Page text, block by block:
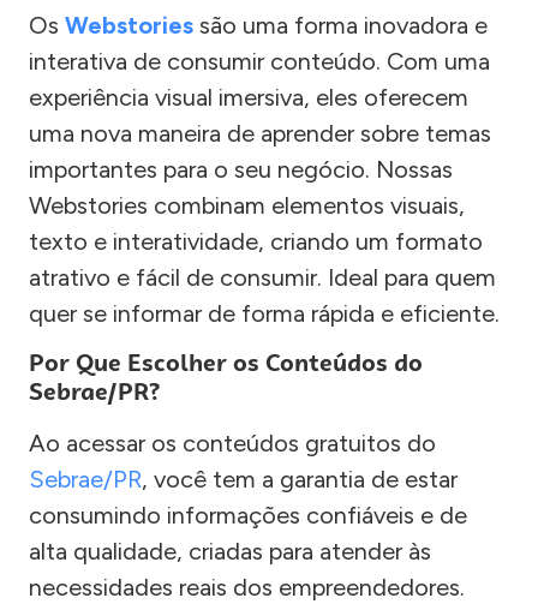
Os Webstories são uma forma inovadora e
interativa de consumir conteúdo. Com uma
experiência visual imersiva, eles oferecem
uma nova maneira de aprender sobre temas
importantes para o seu negócio. Nossas
Webstories combinam elementos visuais,
texto e interatividade, criando um formato
atrativo e fácil de consumir. Ideal para quem
quer se informar de forma rápida e eficiente.
Por Que Escolher os Conteúdos do
Sebrae/PR?
Ao acessar os conteúdos gratuitos do
Sebrae/PR, você tem a garantia de estar
consumindo informações confiáveis e de
alta qualidade, criadas para atender às
necessidades reais dos empreendedores.